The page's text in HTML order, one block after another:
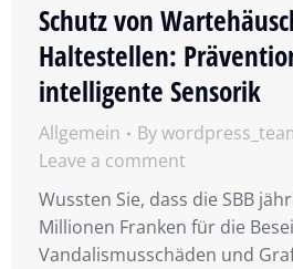
Schutz von
Haltestellen:
intelligente Sensorik
Allgemein By
Leave a comment
Wussten Sie, dass die SBB
Millionen Franken für die
Vandalismusschäden und